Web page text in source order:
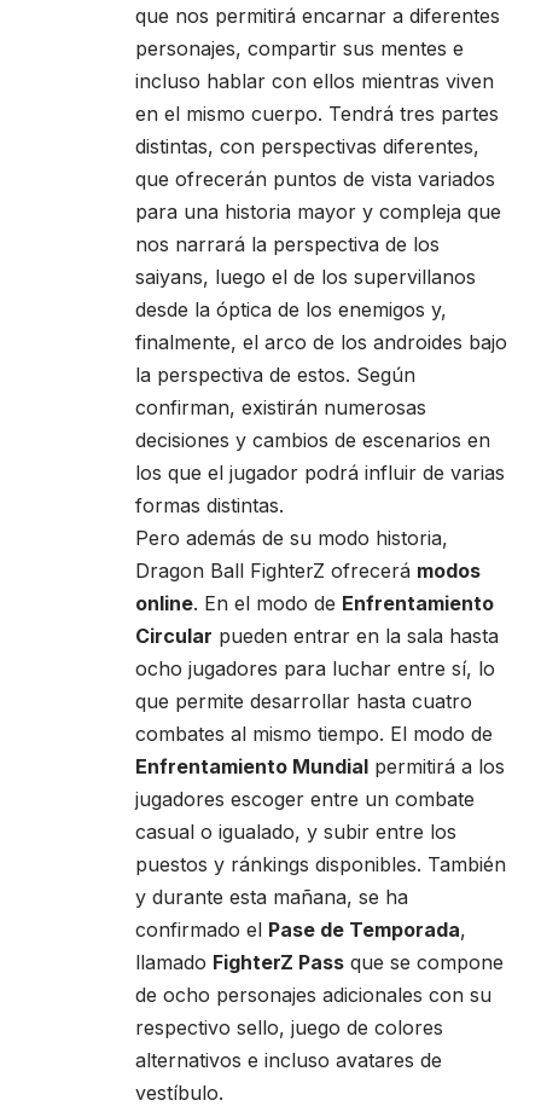
que nos permitirá encarnar a diferentes
personajes, compartir sus mentes e
incluso hablar con ellos mientras viven
en el mismo cuerpo. Tendrá tres partes
distintas, con perspectivas diferentes,
que ofrecerán puntos de vista variados
para una historia mayor y compleja que
nos narrará la perspectiva de los
saiyans, luego el de los supervillanos
desde la óptica de los enemigos y,
finalmente, el arco de los androides bajo
la perspectiva de estos. Según
confirman, existirán numerosas
decisiones y cambios de escenarios en
los que el jugador podrá influir de varias
formas distintas.
Pero además de su modo historia,
Dragon Ball FighterZ ofrecerá modos
online. En el modo de Enfrentamiento
Circular pueden entrar en la sala hasta
ocho jugadores para luchar entre sí, lo
que permite desarrollar hasta cuatro
combates al mismo tiempo. El modo de
Enfrentamiento Mundial permitirá a los
jugadores escoger entre un combate
casual o igualado, y subir entre los
puestos y ránkings disponibles. También
y durante esta mañana, se ha
confirmado el Pase de Temporada,
llamado FighterZ Pass que se compone
de ocho personajes adicionales con su
respectivo sello, juego de colores
alternativos e incluso avatares de
vestíbulo.